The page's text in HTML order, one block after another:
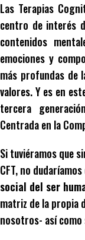
Las Terapias
centro de interés
contenidos
emociones y
más profundas de
valores. Y es en
tercera
Centrada en la
Si tuviéramos que
CFT, no
social del ser
matriz de la propia
nosotros- así como